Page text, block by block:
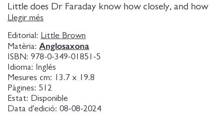
Little does Dr Faraday know how closely, and how
terrifyingly, their story is about to become
entwined with his.
Llegir més
Editorial: Little Brown
Matèria: Anglosaxona
ISBN: 978-0-349-01851-5
Idioma:
Inglés
Mesures cm:
13.7 x 19.8
Pàgines: 512
Estat: Disponible
Data d'edició: 08-08-2024